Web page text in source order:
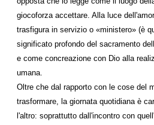
giocoforza accettare. Alla luce
trasfigura in servizio o «ministero» (è
significato profondo del sacramento
e come concreazione con Dio alla
umana.
Oltre che dal rapporto con le cose del
trasformare, la giornata quotidiana è
l'altro: soprattutto dall'incontro con